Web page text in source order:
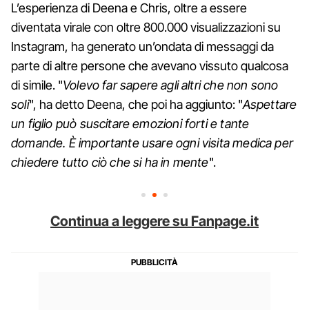
L’esperienza di Deena e Chris, oltre a essere
diventata virale con oltre 800.000 visualizzazioni su
Instagram, ha generato un’ondata di messaggi da
parte di altre persone che avevano vissuto qualcosa
di simile. "Volevo far sapere agli altri che non sono
soli", ha detto Deena, che poi ha aggiunto: "Aspettare
un figlio può suscitare emozioni forti e tante
domande. È importante usare ogni visita medica per
chiedere tutto ciò che si ha in mente".
Continua a leggere su Fanpage.it